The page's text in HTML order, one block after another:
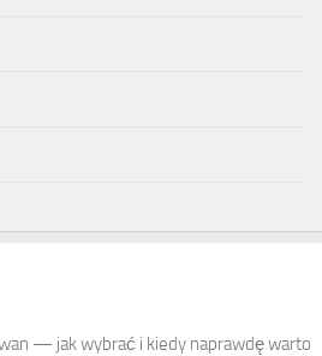
— jak wybrać i kiedy naprawdę warto